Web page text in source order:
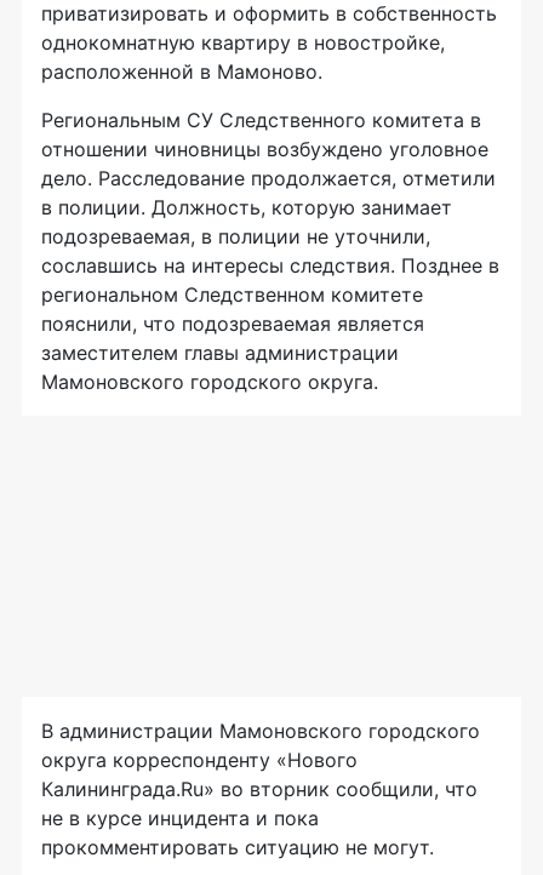
приватизировать и оформить в собственность
однокомнатную квартиру в новостройке,
расположенной в Мамоново.
Региональным СУ Следственного комитета в
отношении чиновницы возбуждено уголовное
дело. Расследование продолжается, отметили
в полиции. Должность, которую занимает
подозреваемая, в полиции не уточнили,
сославшись на интересы следствия. Позднее в
региональном Следственном комитете
пояснили, что подозреваемая является
заместителем главы администрации
Мамоновского городского округа.
В администрации Мамоновского городского
округа корреспонденту «Нового
Калининграда.Ru» во вторник сообщили, что
не в курсе инцидента и пока
прокомментировать ситуацию не могут.